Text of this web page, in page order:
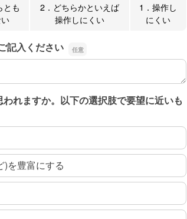
とも
2．どちらかといえば
操作しにくい
1．操作し
にくい
記入ください
入ください
れますか。以下の選択肢で要望に近いも
)を豊富にする